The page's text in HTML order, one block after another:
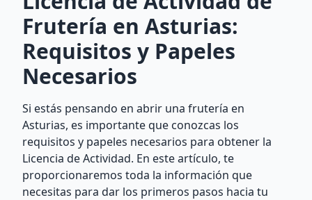
Frutería en Asturias:
Requisitos y Papeles
Necesarios
Si estás pensando en abrir una frutería en
Asturias, es importante que conozcas los
requisitos y papeles necesarios para obtener la
Licencia de Actividad. En este artículo, te
proporcionaremos toda la información que
necesitas para dar los primeros pasos hacia tu